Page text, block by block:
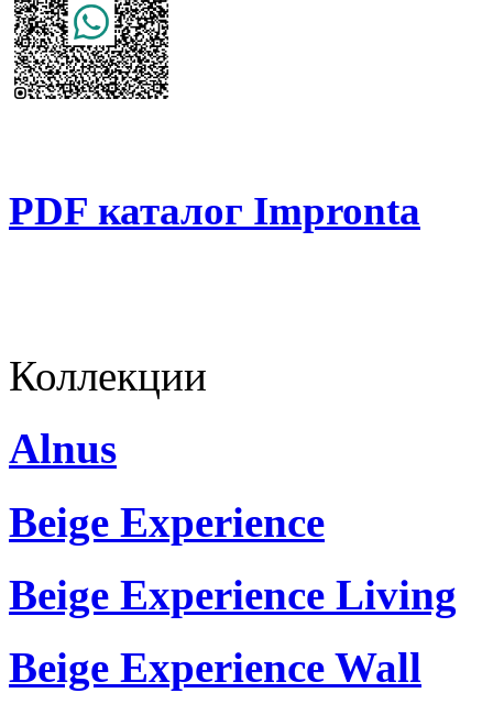
PDF каталог Impronta
Коллекции
Alnus
Beige Experience
Beige Experience Living
Beige Experience Wall